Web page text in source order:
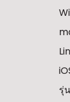
รุ่